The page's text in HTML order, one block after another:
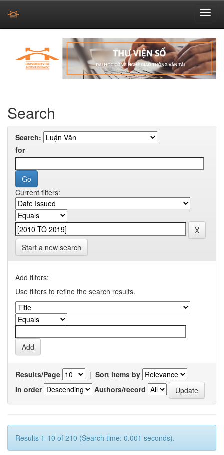
navigation
Search
Search:
for
Current filters:
Start a new search
Add filters:
Use filters to refine the search results.
Results/Page | Sort items by
In order
Authors/record
Results 1-10 of 210 (Search time: 0.001 seconds).